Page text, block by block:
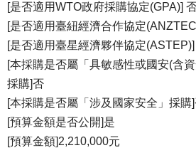
[是否適用WTO政府採購協定(GPA)]
[是否適用臺紐經濟合作協定
[是否適用臺星經濟夥伴協定
[本採購是否屬「具敏感性或國安(含
採購]否
[本採購是否屬「涉及國家安全」採購
[預算金額是否公開]是
[預算金額]2,210,000元